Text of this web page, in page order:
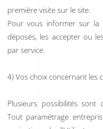
première visite sur le site.
Pour vous informer sur la
déposés, les accepter ou
par service.
4) Vos choix concernant les
Plusieurs possibilités
Tout paramétrage